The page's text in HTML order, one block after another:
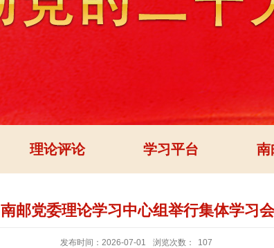
理论评论 学习平台 南
南邮党委理论学习中心组举行集体学习会
发布时间：2026-07-01 浏览次数： 107